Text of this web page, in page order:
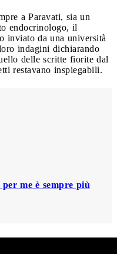
a Paravati, sia un
endocrinologo, il
inviato da una università
indagini dichiarando
delle scritte fiorite dal
restavano inspiegabili.
me è sempre più